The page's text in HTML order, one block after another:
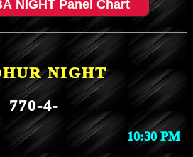
NIGHT Panel Chart
NIGHT
770-4-
10:30 PM